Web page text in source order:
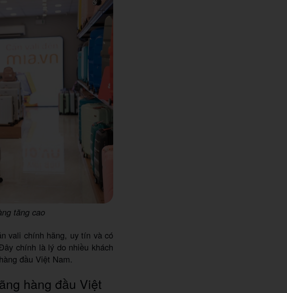
tăng cao
vali chính hãng, uy tín và có
chính là lý do nhiều khách
đầu Việt Nam.
hàng đầu Việt